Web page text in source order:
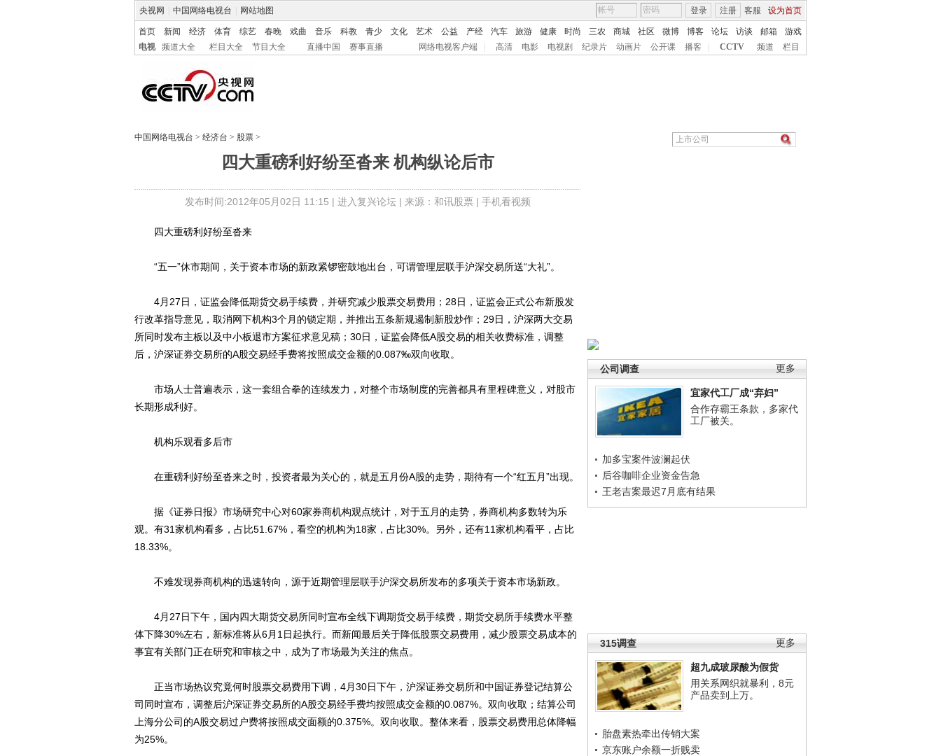
央视网 中国网络电视台 网站地图 客服 设为首页
登录 注册
首页 新闻 经济 体育 综艺 春晚 戏曲 音乐 科教 青少 文化 艺术 公益 产经 汽车 旅游 健康 时尚 三农 商城 社区 微博 博客 论坛 访谈 邮箱
游戏
电视
频道大全 栏目大全 节目大全 直播中国 赛事直播 网络电视客户端 高清 电影 电视剧 纪录片 动画片 公开课 播客 CCTV 频道 栏目
中国网络电视台 > 经济台 > 股票 >
四大重磅利好纷至沓来 机构纵论后市
发布时间:2012年05月02日 11:15 | 进入复兴论坛| 来源：和讯股票 | 手机看视频
更多
公司调查
宜家代工厂成“弃妇”
合作存霸王条款，多家代
工厂被关。
加多宝案件波澜起伏
后谷咖啡企业资金告急
王老吉案最迟7月底有结果
更多
315调查
超九成玻尿酸为假货
用关系网织就暴利，8元
产品卖到上万。
胎盘素热牵出传销大案
京东账户余额一折贱卖
四大重磅利好纷至沓来
“五一”休市期间，关于资本市场的新政紧锣密鼓地出台，可谓管理层联手沪深交易所送“大礼”。
4月27日，证监会降低期货交易手续费，并研究减少股票交易费用；28日，证监会正式公布新股发
行改革指导意见，取消网下机构3个月的锁定期，并推出五条新规遏制新股炒作；29日，沪深两大交易
所同时发布主板以及中小板退市方案征求意见稿；30日，证监会降低A股交易的相关收费标准，调整
后，沪深证券交易所的A股交易经手费将按照成交金额的0.087‰双向收取。
市场人士普遍表示，这一套组合拳的连续发力，对整个市场制度的完善都具有里程碑意义，对股市
长期形成利好。
机构乐观看多后市
在重磅利好纷至沓来之时，投资者最为关心的，就是五月份A股的走势，期待有一个“红五月”出现。
据《证券日报》市场研究中心对60家券商机构观点统计，对于五月的走势，券商机构多数转为乐
观。有31家机构看多，占比51.67%，看空的机构为18家，占比30%。另外，还有11家机构看平，占比
18.33%。
不难发现券商机构的迅速转向，源于近期管理层联手沪深交易所发布的多项关于资本市场新政。
4月27日下午，国内四大期货交易所同时宣布全线下调期货交易手续费，期货交易所手续费水平整
体下降30%左右，新标准将从6月1日起执行。而新闻最后关于降低股票交易费用，减少股票交易成本的
事宜有关部门正在研究和审核之中，成为了市场最为关注的焦点。
正当市场热议究竟何时股票交易费用下调，4月30日下午，沪深证券交易所和中国证券登记结算公
司同时宣布，调整后沪深证券交易所的A股交易经手费均按照成交金额的0.087%。双向收取；结算公司
上海分公司的A股交易过户费将按照成交面额的0.375%。双向收取。整体来看，股票交易费用总体降幅
为25%。